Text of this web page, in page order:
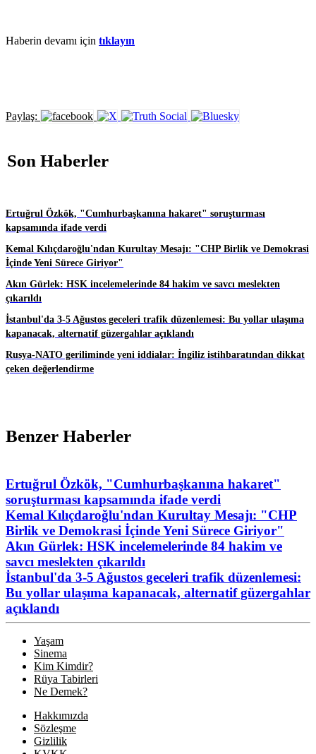
Haberin devamı için tıklayın
Paylaş:
Son Haberler
Ertuğrul Özkök, "Cumhurbaşkanına hakaret" soruşturması
kapsamında ifade verdi
Kemal Kılıçdaroğlu'ndan Kurultay Mesajı: "CHP Birlik ve Demokrasi
İçinde Yeni Sürece Giriyor"
Akın Gürlek: HSK incelemelerinde 84 hakim ve savcı meslekten
çıkarıldı
İstanbul'da 3-5 Ağustos geceleri trafik düzenlemesi: Bu yollar ulaşıma
kapanacak, alternatif güzergahlar açıklandı
Rusya-NATO geriliminde yeni iddialar: İngiliz istihbaratından dikkat
çeken değerlendirme
Benzer Haberler
Ertuğrul Özkök, "Cumhurbaşkanına hakaret"
soruşturması kapsamında ifade verdi
Kemal Kılıçdaroğlu'ndan Kurultay Mesajı: "CHP
Birlik ve Demokrasi İçinde Yeni Sürece Giriyor"
Akın Gürlek: HSK incelemelerinde 84 hakim ve
savcı meslekten çıkarıldı
İstanbul'da 3-5 Ağustos geceleri trafik düzenlemesi:
Bu yollar ulaşıma kapanacak, alternatif güzergahlar
açıklandı
Yaşam
Sinema
Kim Kimdir?
Rüya Tabirleri
Ne Demek?
Hakkımızda
Sözleşme
Gizlilik